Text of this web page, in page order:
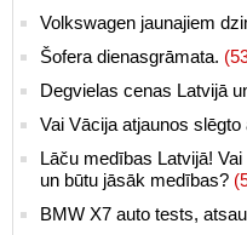
Volkswagen jaunajiem
Šofera dienasgrāmata.
Degvielas cenas Latvijā
Vai Vācija atjaunos
Lāču medības Latvijā!
un būtu jāsāk medības?
BMW X7 auto tests,